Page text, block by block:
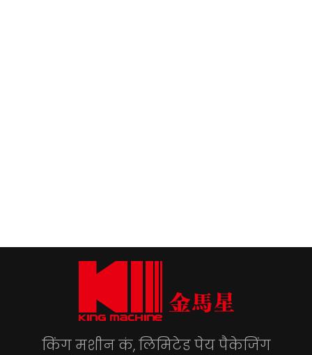
किंग मशीन कं, लिमिटेड पेय पैकेजिंग